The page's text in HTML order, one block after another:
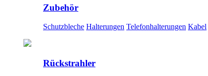
Zubehör
Schutzbleche Halterungen Telefonhalterungen Kabel
Rückstrahler